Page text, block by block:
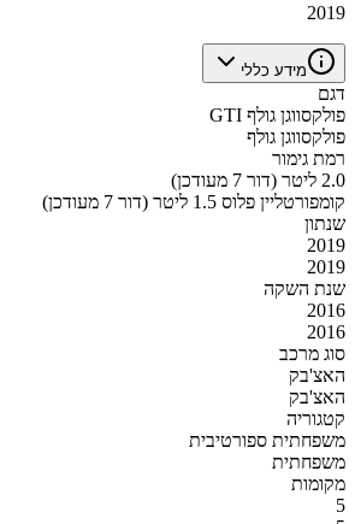
2019
מידע כללי
דגם
פולקסווגן גולף GTI
פולקסווגן גולף
רמת גימור
2.0 ליטר (דור 7 מעודכן)
קומפורטליין פלוס 1.5 ליטר (דור 7 מעודכן)
שנתון
2019
2019
שנת השקה
2016
2016
סוג מרכב
האצ'בק
האצ'בק
קטגוריה
משפחתית ספורטיבית
משפחתית
מקומות
5